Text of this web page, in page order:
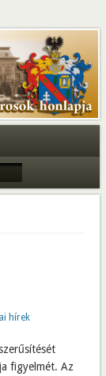
hírek
figyelmét. Az